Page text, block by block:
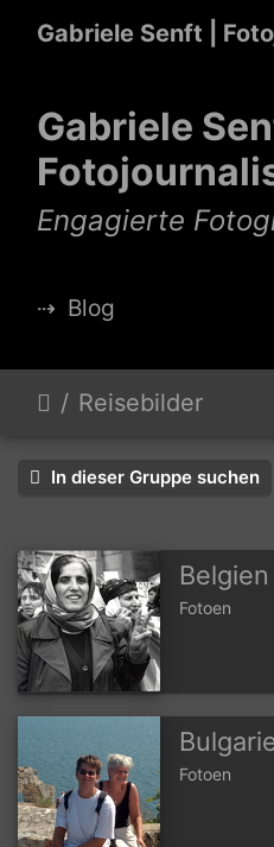
Gabriele Senft |
Gabriele
Engagierte
⇢ Blog
Reisebilder
In dieser Gruppe suchen
Belgien
Fotoen
Fotoen